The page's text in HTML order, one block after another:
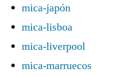
mica-japón
mica-lisboa
mica-liverpool
mica-marruecos